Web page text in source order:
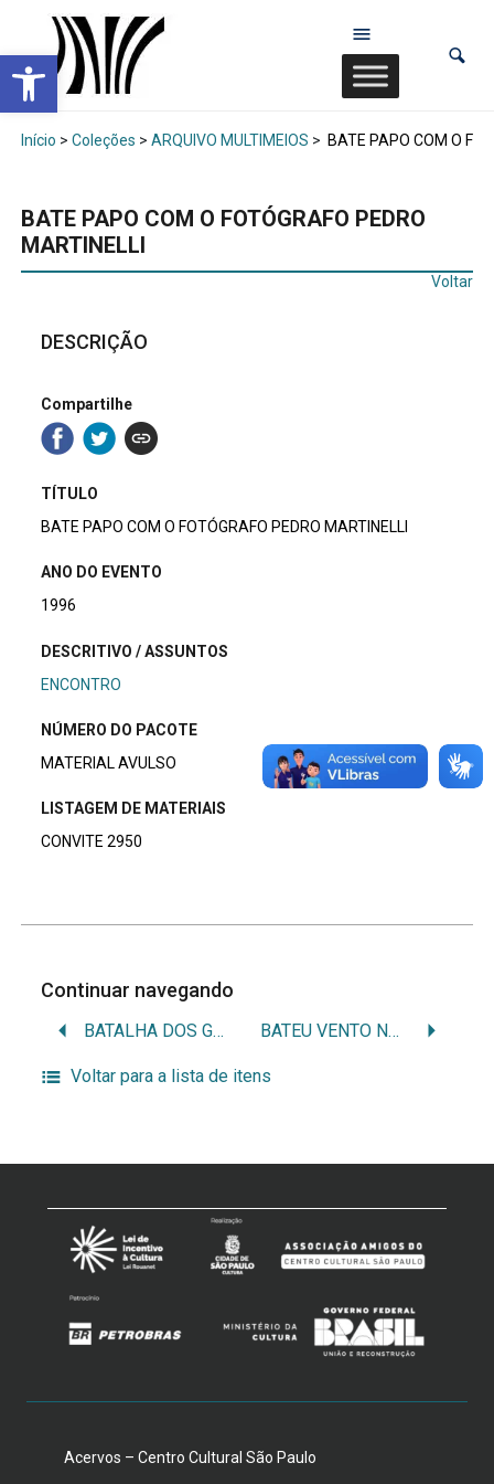
Abrir a barra de ferramentas
Início > Coleções > ARQUIVO MULTIMEIOS > BATE PAPO COM O
BATE PAPO COM O FOTÓGRAFO PEDRO
MARTINELLI
Voltar
DESCRIÇÃO
Compartilhe
TÍTULO
BATE PAPO COM O FOTÓGRAFO PEDRO MARTINELLI
ANO DO EVENTO
1996
DESCRITIVO / ASSUNTOS
ENCONTRO
NÚMERO DO PACOTE
MATERIAL AVULSO
LISTAGEM DE MATERIAIS
CONVITE 2950
Continuar navegando
BATALHA DOS GUARARAPES, A BATEU VENTO NA CIDADE
Voltar para a lista de itens
Acervos – Centro Cultural São Paulo